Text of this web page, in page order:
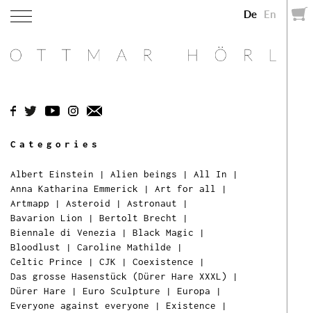
De En
Categories
Albert Einstein | Alien beings | All In |
Anna Katharina Emmerick | Art for all
|
Artmapp | Asteroid | Astronaut |
Bavarion Lion | Bertolt Brecht |
Biennale di Venezia | Black Magic |
Bloodlust | Caroline Mathilde |
Celtic Prince | CJK | Coexistence |
Das grosse Hasenstück (Dürer Hare XXXL)
|
Dürer Hare | Euro Sculpture | Europa |
Everyone against everyone | Existence |